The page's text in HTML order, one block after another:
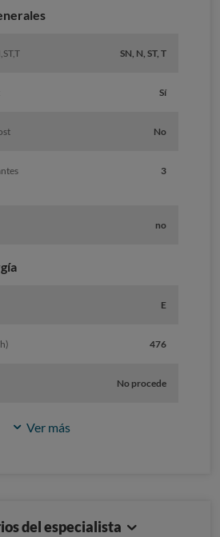
SN, N, ST, T
Sí
No
3
no
E
476
No procede
Ver más
del especialista